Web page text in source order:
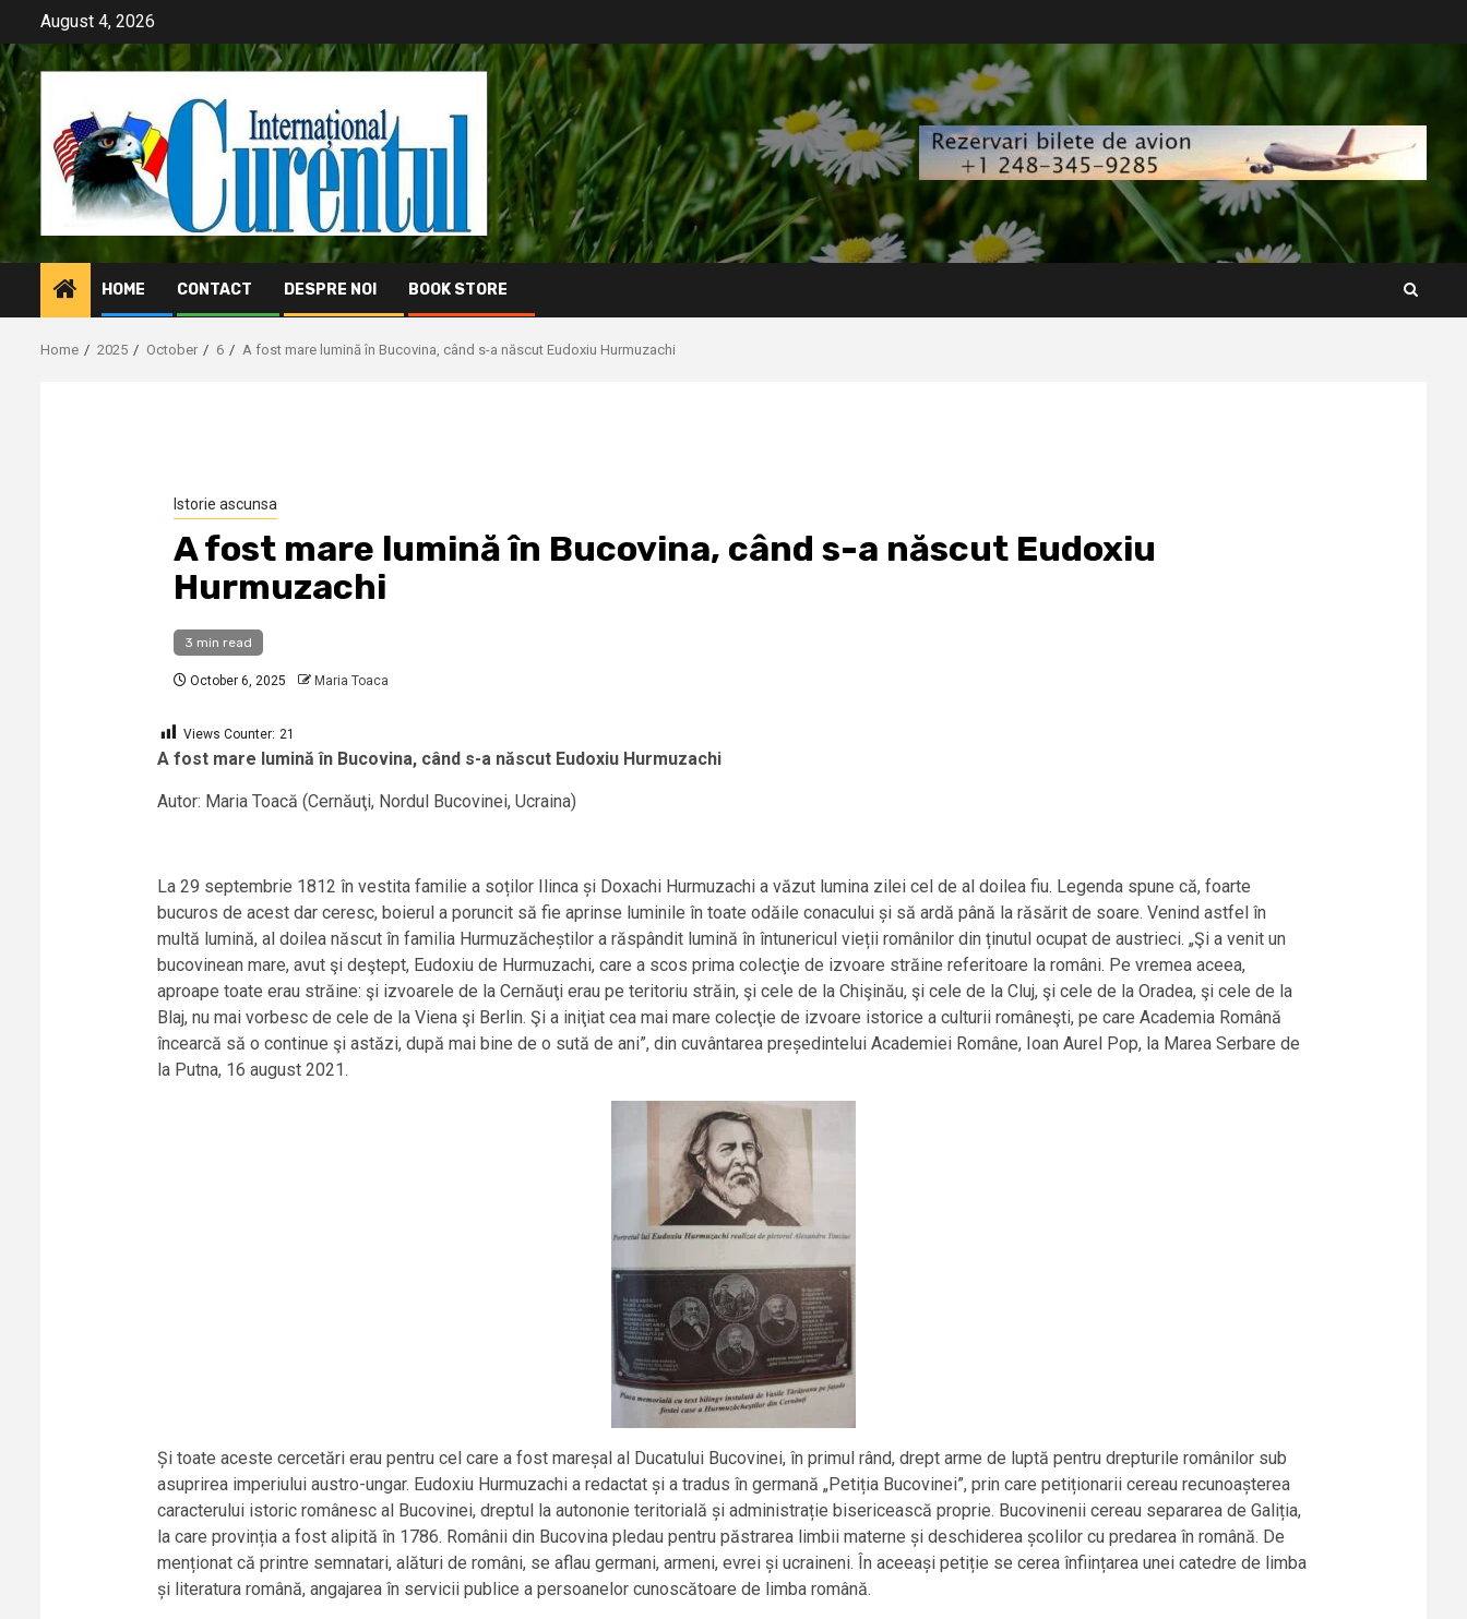
content
August 4, 2026
HOME CONTACT DESPRE NOI BOOK STORE
Home 2025 October 6 A fost mare lumină în Bucovina, când s-a născut Eudoxiu Hurmuzachi
Istorie ascunsa
A fost mare lumină în Bucovina, când s-a născut Eudoxiu
Hurmuzachi
3 min read
October 6, 2025 Maria Toaca
Views Counter: 21
A fost mare lumină în Bucovina, când s-a născut Eudoxiu Hurmuzachi
Autor: Maria Toacă (Cernăuţi, Nordul Bucovinei, Ucraina)
La 29 septembrie 1812 în vestita familie a soților Ilinca și Doxachi Hurmuzachi a văzut lumina zilei cel de al doilea fiu. Legenda spune că, foarte
bucuros de acest dar ceresc, boierul a poruncit să fie aprinse luminile în toate odăile conacului și să ardă până la răsărit de soare. Venind astfel în
multă lumină, al doilea născut în familia Hurmuzăcheștilor a răspândit lumină în întunericul vieții românilor din ținutul ocupat de austrieci. „Şi a venit un
bucovinean mare, avut şi deştept, Eudoxiu de Hurmuzachi, care a scos prima colecţie de izvoare străine referitoare la români. Pe vremea aceea,
aproape toate erau străine: şi izvoarele de la Cernăuţi erau pe teritoriu străin, şi cele de la Chişinău, şi cele de la Cluj, şi cele de la Oradea, şi cele de la
Blaj, nu mai vorbesc de cele de la Viena şi Berlin. Şi a iniţiat cea mai mare colecţie de izvoare istorice a culturii româneşti, pe care Academia Română
încearcă să o continue şi astăzi, după mai bine de o sută de ani”, din cuvântarea președintelui Academiei Române, Ioan Aurel Pop, la Marea Serbare de
la Putna, 16 august 2021.
Și toate aceste cercetări erau pentru cel care a fost mareșal al Ducatului Bucovinei, în primul rând, drept arme de luptă pentru drepturile românilor sub
asuprirea imperiului austro-ungar. Eudoxiu Hurmuzachi a redactat și a tradus în germană „Petiția Bucovinei”, prin care petiționarii cereau recunoașterea
caracterului istoric românesc al Bucovinei, dreptul la autononie teritorială și administrație bisericească proprie. Bucovinenii cereau separarea de Galiția,
la care provinția a fost alipită în 1786. Românii din Bucovina pledau pentru păstrarea limbii materne și deschiderea școlilor cu predarea în română. De
menționat că printre semnatari, alături de români, se aflau germani, armeni, evrei și ucraineni. În aceeași petiție se cerea înființarea unei catedre de limba
și literatura română, angajarea în servicii publice a persoanelor cunoscătoare de limba română.